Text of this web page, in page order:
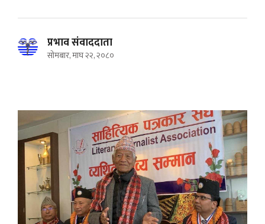
प्रभाव संवाददाता
सोमबार, माघ २२, २०८०